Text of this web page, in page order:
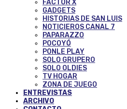
FACTOR X
GADGETS
HISTORIAS DE SAN LUIS
NOTICIEROS CANAL 7
PAPARAZZO
POCOYÓ
PONLE PLAY
SOLO GRUPERO
SOLO OLDIES
TV HOGAR
ZONA DE JUEGO
ENTREVISTAS
ARCHIVO